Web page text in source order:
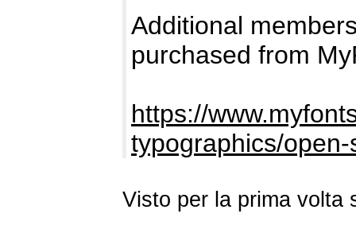
Additional
purchased from
https://
typographics/open-
Visto per la prima volta